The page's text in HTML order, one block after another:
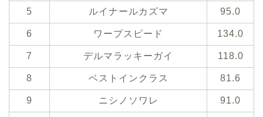
5 ルイナールカズマ 95.0
6 ワープスピード 134.0
7 デルマラッキーガイ 118.0
8 ベストインクラス 81.6
9 ニシノソワレ 91.0